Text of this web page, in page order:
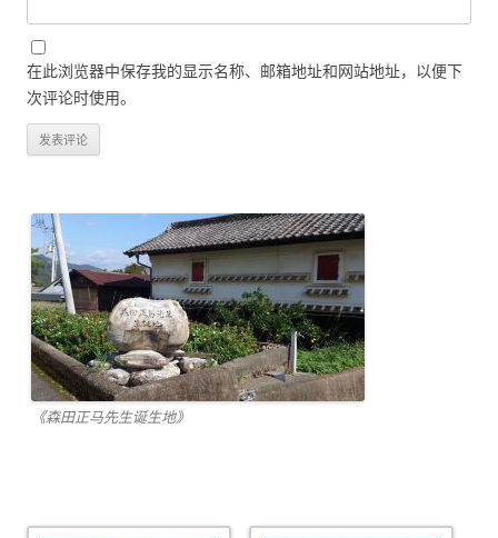
在此浏览器中保存我的显示名称、邮箱地址和网站地址，以便下
次评论时使用。
《森田正马先生诞生地》